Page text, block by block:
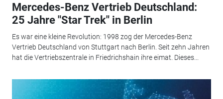
Mercedes-Benz Vertrieb Deutschland:
25 Jahre "Star Trek" in Berlin
Es war eine kleine Revolution: 1998 zog der Mercedes-Benz
Vertrieb Deutschland von Stuttgart nach Berlin. Seit zehn Jahren
hat die Vertriebszentrale in Friedrichshain ihre eimat. Dieses...